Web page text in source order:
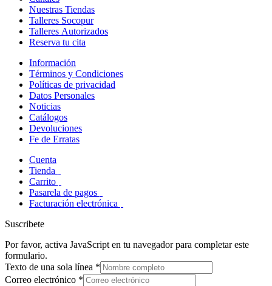
Nuestras Tiendas
Talleres Socopur
Talleres Autorizados
Reserva tu cita
Información
Términos y Condiciones
Políticas de privacidad
Datos Personales
Noticias
Catálogos
Devoluciones
Fe de Erratas
Cuenta
Tienda
Carrito
Pasarela de pagos
Facturación electrónica
Suscribete
Por favor, activa JavaScript en tu navegador para completar este
formulario.
Texto de una sola línea *
Correo electrónico *